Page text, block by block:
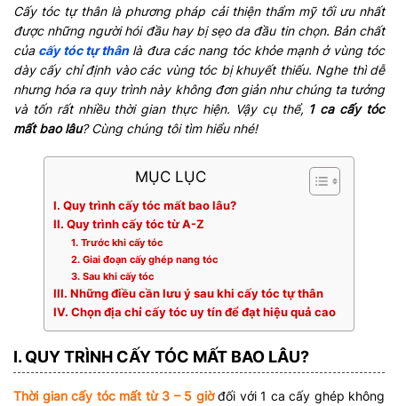
Cấy tóc tự thân là phương pháp cải thiện thẩm mỹ tối ưu nhất
được những người hói đầu hay bị sẹo da đầu tin chọn. Bản chất
của cấy tóc tự thânlà đưa các nang tóc khỏe mạnh ở vùng tóc
dày cấy chỉ định vào các vùng tóc bị khuyết thiếu. Nghe thì dễ
nhưng hóa ra quy trình này không đơn giản như chúng ta tưởng
và tốn rất nhiều thời gian thực hiện. Vậy cụ thể, 1 ca cấy tóc
mất bao lâu? Cùng chúng tôi tìm hiểu nhé!
MỤC LỤC
I. Quy trình cấy tóc mất bao lâu?
II. Quy trình cấy tóc từ A-Z
1. Trước khi cấy tóc
2. Giai đoạn cấy ghép nang tóc
3. Sau khi cấy tóc
III. Những điều cần lưu ý sau khi cấy tóc tự thân
IV. Chọn địa chỉ cấy tóc uy tín để đạt hiệu quả cao
I. QUY TRÌNH CẤY TÓC MẤT BAO LÂU?
Thời gian cấy tóc mất từ 3 – 5 giờđối với 1 ca cấy ghép không